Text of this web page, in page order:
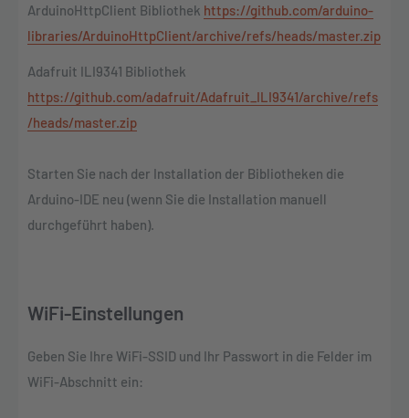
ArduinoHttpClient Bibliothek https://github.com/arduino-
libraries/ArduinoHttpClient/archive/refs/heads/master.zip
Adafruit ILI9341 Bibliothek
https://github.com/adafruit/Adafruit_ILI9341/archive/refs
/heads/master.zip
Starten Sie nach der Installation der Bibliotheken die
Arduino-IDE neu (wenn Sie die Installation manuell
durchgeführt haben).
WiFi-Einstellungen
Geben Sie Ihre WiFi-SSID und Ihr Passwort in die Felder im
WiFi-Abschnitt ein: